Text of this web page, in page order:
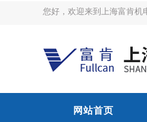
您好，欢迎来到上海富肯机
网站首页